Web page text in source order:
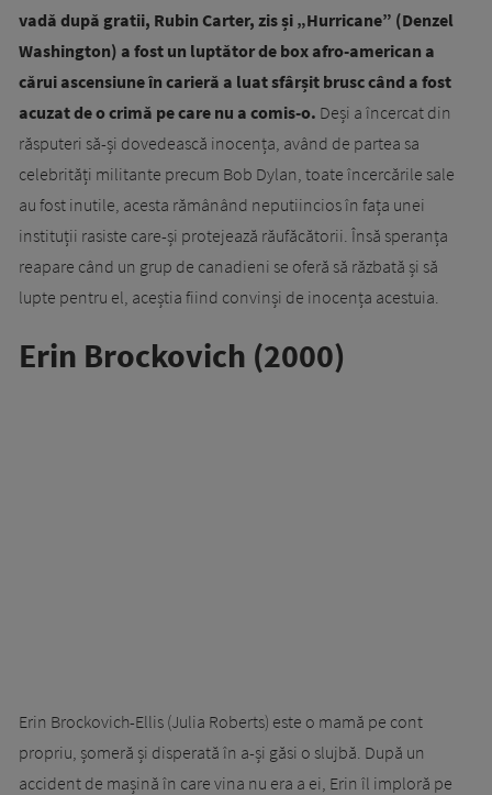
vadă după gratii, Rubin Carter, zis și „Hurricane” (Denzel
Washington) a fost un luptător de box afro-american a
cărui ascensiune în carieră a luat sfârșit brusc când a fost
acuzat de o crimă pe care nu a comis-o. Deși a încercat din
răsputeri să-și dovedească inocența, având de partea sa
celebrități militante precum Bob Dylan, toate încercările sale
au fost inutile, acesta rămânând neputiincios în fața unei
instituții rasiste care-și protejează răufăcătorii. Însă speranța
reapare când un grup de canadieni se oferă să răzbată și să
lupte pentru el, aceștia fiind convinși de inocența acestuia.
Erin Brockovich (2000)
Erin Brockovich-Ellis (Julia Roberts) este o mamă pe cont
propriu, șomeră și disperată în a-și găsi o slujbă. După un
accident de mașină în care vina nu era a ei, Erin îl imploră pe